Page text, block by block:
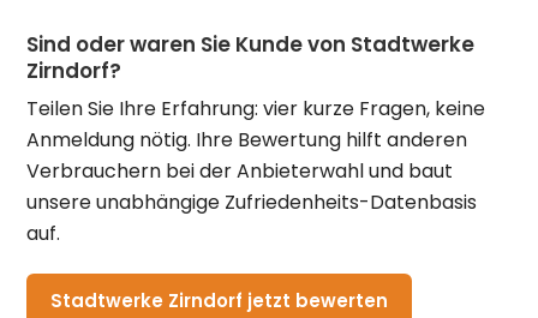
Sind oder waren Sie Kunde von Stadtwerke
Zirndorf?
Teilen Sie Ihre Erfahrung: vier kurze Fragen, keine
Anmeldung nötig. Ihre Bewertung hilft anderen
Verbrauchern bei der Anbieterwahl und baut
unsere unabhängige Zufriedenheits-Datenbasis
auf.
Stadtwerke Zirndorf jetzt bewerten